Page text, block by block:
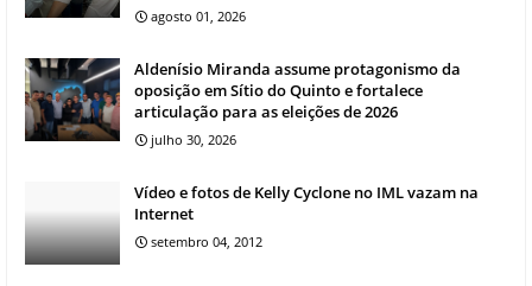
agosto 01, 2026
Aldenísio Miranda assume protagonismo da
oposição em Sítio do Quinto e fortalece
articulação para as eleições de 2026
julho 30, 2026
Vídeo e fotos de Kelly Cyclone no IML vazam na
Internet
setembro 04, 2012